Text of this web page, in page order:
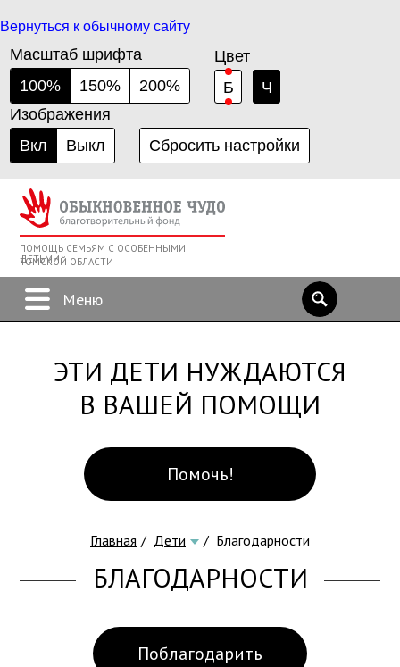
Вернуться к обычному сайту
Масштаб шрифта
100%
150% 200%
Цвет
Б
Ч
Изображения
Вкл
Выкл Сбросить настройки
ПОМОЩЬ СЕМЬЯМ С ОСОБЕННЫМИ
ДЕТЬМИ
ТОМСКОЙ ОБЛАСТИ
ЭТИ ДЕТИ НУЖДАЮТСЯ
В ВАШЕЙ ПОМОЩИ
Помочь!
Главная Дети Благодарности
БЛАГОДАРНОСТИ
Поблагодарить